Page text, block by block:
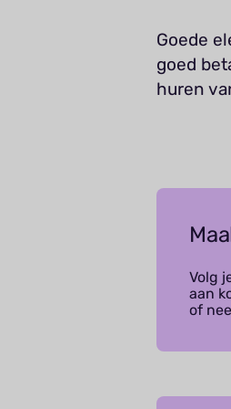
Goede
goed
huren
Volg
aan
of